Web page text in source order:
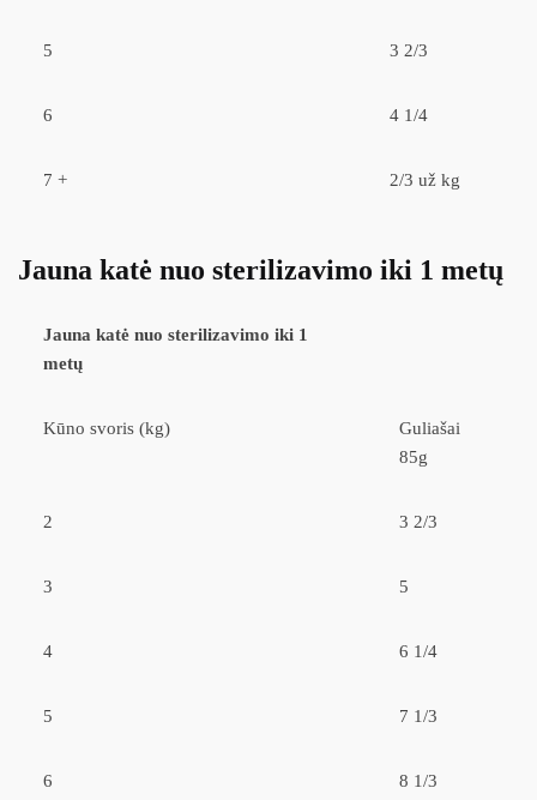
5 3 2/3
6 4 1/4
7 + 2/3 už kg
Jauna katė nuo sterilizavimo iki 1 metų
Jauna katė nuo sterilizavimo iki 1
metų
Kūno svoris (kg)
Guliašai
85g
2 3 2/3
3 5
4 6 1/4
5 7 1/3
6 8 1/3